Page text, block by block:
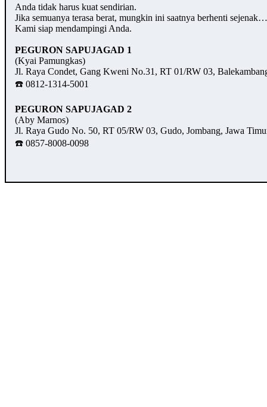
Anda tidak harus kuat sendirian.
Jika semuanya terasa berat, mungkin ini saatnya berhenti
Kami siap mendampingi Anda.
PEGURON SAPUJAGAD 1
(Kyai Pamungkas)
Jl. Raya Condet, Gang Kweni No.31, RT 01/RW 03,
☎️ 0812-1314-5001
PEGURON SAPUJAGAD 2
(Aby Marnos)
Jl. Raya Gudo No. 50, RT 05/RW 03, Gudo, Jombang, Jawa
☎️ 0857-8008-0098